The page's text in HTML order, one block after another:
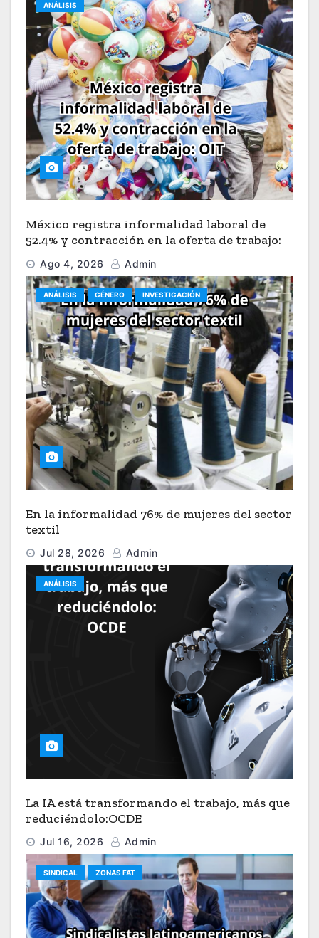
ANÁLISIS
México registra informalidad laboral de
52.4% y contracción en la oferta de trabajo:
OIT
Ago 4, 2026 Admin
ANÁLISIS GÉNERO INVESTIGACIÓN
En la informalidad 76% de mujeres del sector
textil
Jul 28, 2026 Admin
ANÁLISIS
La IA está transformando el trabajo, más que
reduciéndolo:OCDE
Jul 16, 2026 Admin
SINDICAL ZONAS FAT